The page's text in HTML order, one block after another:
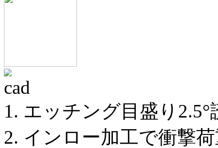
1. エッチング目盛り2.5°
2. インロー加工で衝撃